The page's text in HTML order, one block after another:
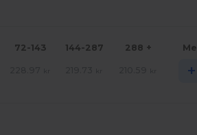
72-143 144-287 288 +
+